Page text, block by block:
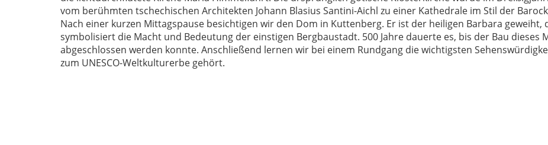
vom berühmten tschechischen Architekten Johann Blasius Santini-Aichl zu einer Kathedrale im Stil der
Nach einer kurzen Mittagspause besichtigen wir den Dom in Kuttenberg. Er ist der heiligen Barbara geweiht,
symbolisiert die Macht und Bedeutung der einstigen Bergbaustadt. 500 Jahre dauerte es, bis der Bau dieses
abgeschlossen werden konnte. Anschließend lernen wir bei einem Rundgang die wichtigsten
zum UNESCO-Weltkulturerbe gehört.